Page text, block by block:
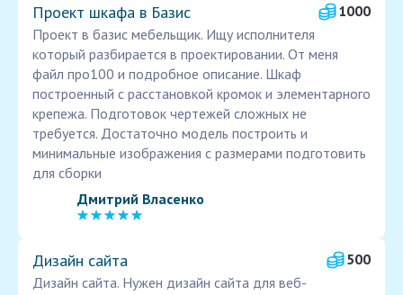
Проект шкафа в Базис
1000
Проект в базис мебельщик. Ищу исполнителя
который разбирается в проектировании. От меня
файл про100 и подробное описание. Шкаф
построенный с расстановкой кромок и элементарного
крепежа. Подготовок чертежей сложных не
требуется. Достаточно модель построить и
минимальные изображения с размерами подготовить
для сборки
Дмитрий Власенко
Дизайн сайта
500
Дизайн сайта. Нужен дизайн сайта для веб-